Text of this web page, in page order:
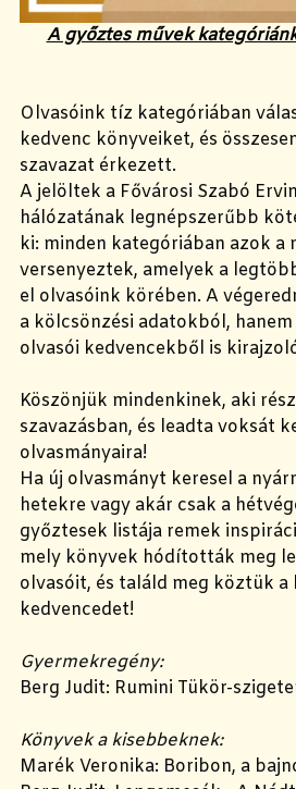
A győztes művek
Olvasóink tíz kategóriában
kedvenc könyveiket, és
szavazat érkezett.
A jelöltek a Fővárosi Szabó
hálózatának legnépszerűbb
ki: minden kategóriában azok a
versenyeztek, amelyek a
el olvasóink körében. A
a kölcsönzési adatokból, hanem
olvasói kedvencekből is
Köszönjük mindenkinek, aki
szavazásban, és leadta voksát
olvasmányaira!
Ha új olvasmányt keresel a
hetekre vagy akár csak a
győztesek listája remek
mely könyvek hódították meg
olvasóit, és találd meg köztük a
kedvencedet!
Gyermekregény:
Berg Judit: Rumini Tükör-
Könyvek a kisebbeknek:
Marék Veronika: Boribon, a